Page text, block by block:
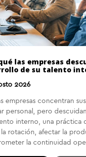
las empresas
de su talento
2026
empresas concentran
personal, pero
interno, una práctica
la rotación, afectar la
la continuidad